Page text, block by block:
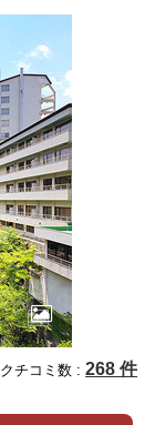
クチコミ数 : 268 件